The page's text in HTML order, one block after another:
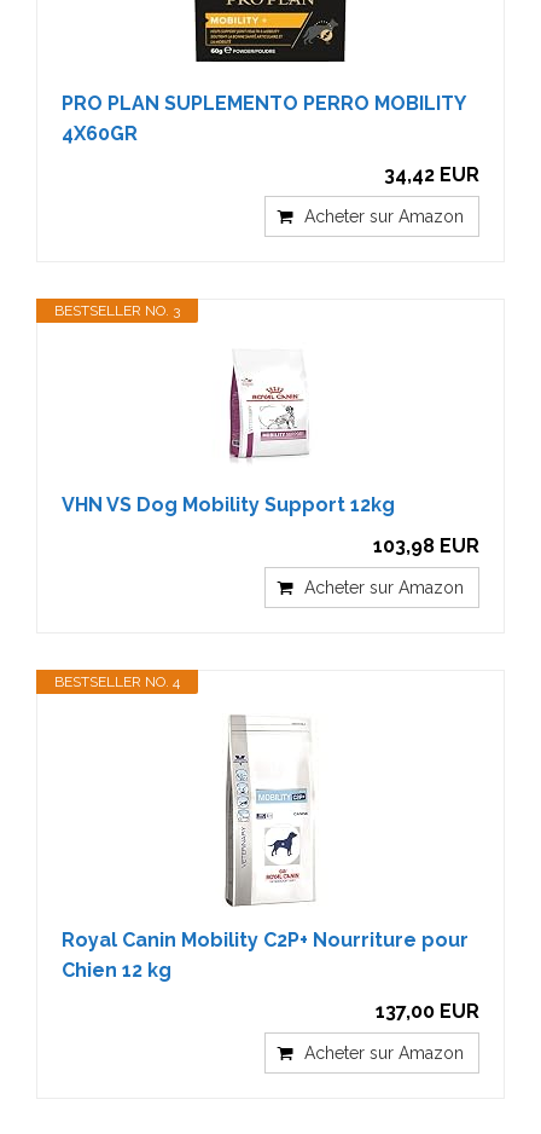
PRO PLAN SUPLEMENTO PERRO MOBILITY
4X60GR
34,42 EUR
Acheter sur Amazon
BESTSELLER NO. 3
VHN VS Dog Mobility Support 12kg
103,98 EUR
Acheter sur Amazon
BESTSELLER NO. 4
Royal Canin Mobility C2P+ Nourriture pour
Chien 12 kg
137,00 EUR
Acheter sur Amazon